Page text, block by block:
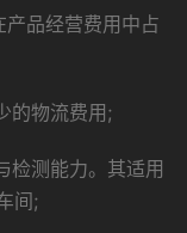
品经营费用中占
物流费用;
测能力。其适用
间;